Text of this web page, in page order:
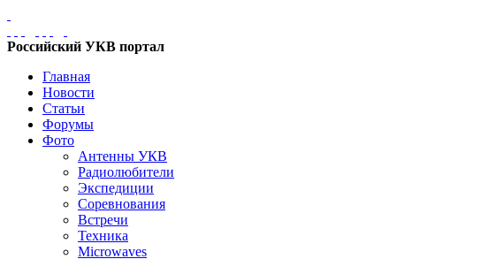
Российский УКВ портал
Главная
Новости
Статьи
Форумы
Фото
Антенны УКВ
Радиолюбители
Экспедиции
Соревнования
Встречи
Техника
Microwaves